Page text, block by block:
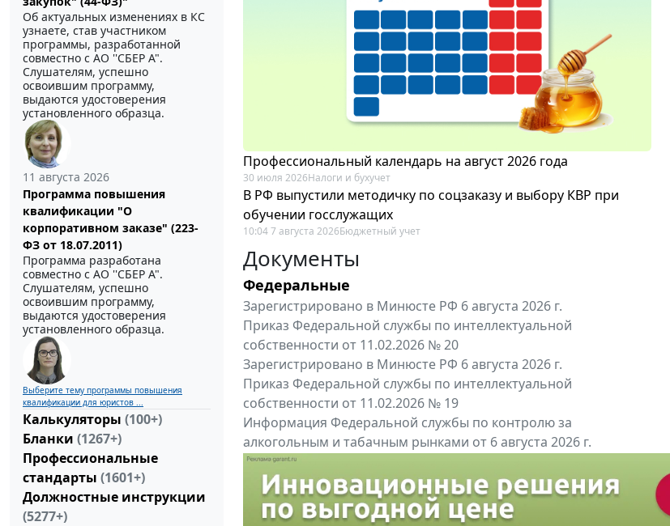
Об актуальных изменениях в КС
узнаете, став участником
программы, разработанной
совместно с АО ''СБЕР А".
Слушателям, успешно
освоившим программу,
выдаются удостоверения
установленного образца.
11 августа 2026
Программа повышения
квалификации "О
корпоративном заказе" (223-
ФЗ от 18.07.2011)
Программа разработана
совместно с АО ''СБЕР А".
Слушателям, успешно
освоившим программу,
выдаются удостоверения
установленного образца.
Выберите тему программы повышения
квалификации для юристов ...
Калькуляторы (100+)
Бланки (1267+)
Профессиональные
стандарты (1601+)
Должностные инструкции
(5277+)
Профессиональный календарь на август 2026 года
30 июля 2026Налоги и бухучет
В РФ выпустили методичку по соцзаказу и выбору КВР при
обучении госслужащих
10:04 7 августа 2026Бюджетный учет
Документы
Федеральные
Зарегистрировано в Минюсте РФ 6 августа 2026 г.
Приказ Федеральной службы по интеллектуальной
собственности от 11.02.2026 № 20
Зарегистрировано в Минюсте РФ 6 августа 2026 г.
Приказ Федеральной службы по интеллектуальной
собственности от 11.02.2026 № 19
Информация Федеральной службы по контролю за
алкогольным и табачным рынками от 6 августа 2026 г.
"Вниманию производителей и импортёров алкогольной...
Все федеральные документы